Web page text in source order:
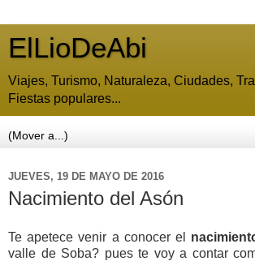
ElLioDeAbi
Viajes, Turismo, Naturaleza, Ciudades,
Fiestas populares...
JUEVES, 19 DE MAYO DE 2016
Nacimiento del Asón
Te apetece venir a conocer el
valle de Soba? pues te voy a contar